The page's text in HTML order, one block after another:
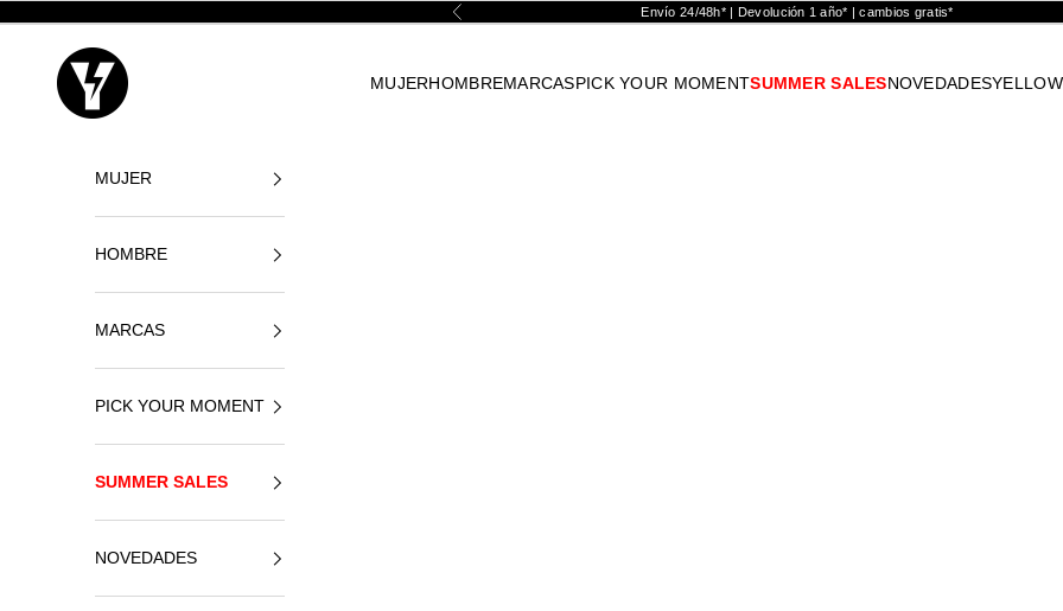
Anterior Envío 24/48h* | Devolución 1 año* | cambios gratis*
Yellowshop
MUJERHOMBREMARCASPICK YOUR MOMENTSUMMER SALESNOVEDADES
MUJER
HOMBRE
MARCAS
PICK YOUR MOMENT
SUMMER SALES
NOVEDADES